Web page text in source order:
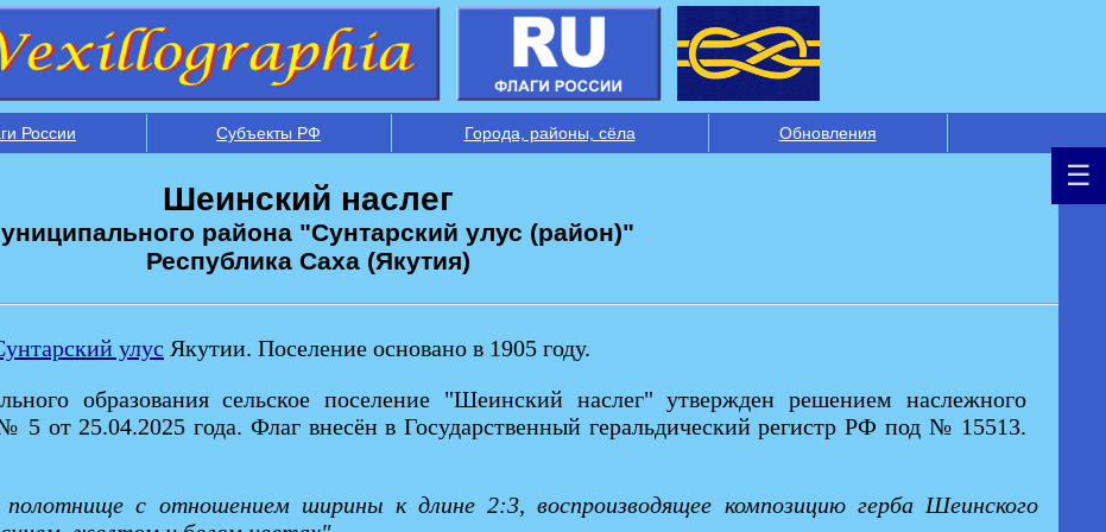
России Субъекты РФ Города, районы, сёла Обновления
Шеинский наслег
района "Сунтарский улус (район)"
Республика Саха (Якутия)
улус Якутии. Поселение основано в 1905 году.
образования сельское поселение "Шеинский наслег" утвержден решением наслежного
5 от 25.04.2025 года. Флаг внесён в Государственный геральдический регистр РФ под № 15513.
полотнище с отношением ширины к длине 2:3, воспроизводящее композицию герба Шеинского